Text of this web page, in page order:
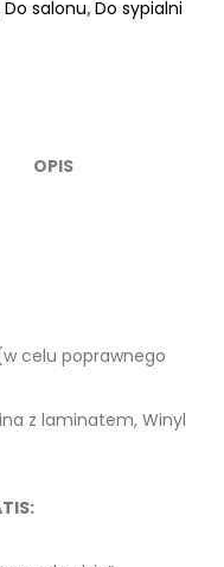
Do salonu,Do sypialni
OPIS
celu poprawnego
z laminatem, Winyl